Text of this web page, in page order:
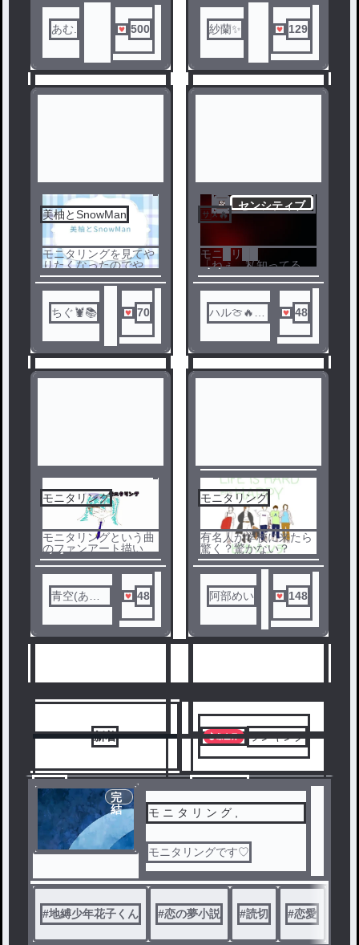
あむ. 500
5
紗蘭✨ 129
6
美柚とSnowMan
モニタリングを見てや
りたくなったのでやっ
ちゃいました(ﾉ
≧ڡ≦)☆
ちぐ🦞📚
70
7
ノベ
ル
センシティブ
🈂️×🔥
モニ█リ██
「ねぇ、私知ってる
よ？」
ハル🍈🔥│
48
8
ノベ
ル
モニタリング
モニタリングという曲
のファンアート描いて
みた
青空(あお
48
9
モニタリング
有名人が学校に来たら
驚く？驚かない？
阿部めい 148
10
新着 ランキング
完
結
モ ニ タ リ ン グ ,
モニタリングです♡
#地縛少年花子くん #恋の夢小説 #読切 #恋愛